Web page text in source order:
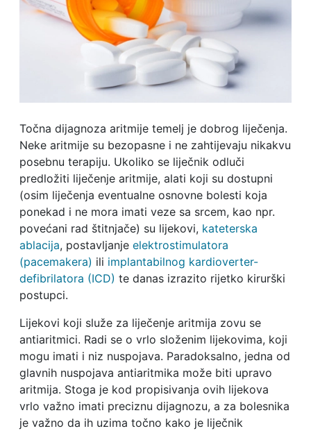
Točna dijagnoza aritmije temelj je dobrog liječenja.
Neke aritmije su bezopasne i ne zahtijevaju nikakvu
posebnu terapiju. Ukoliko se liječnik odluči
predložiti liječenje aritmije, alati koji su dostupni
(osim liječenja eventualne osnovne bolesti koja
ponekad i ne mora imati veze sa srcem, kao npr.
povećani rad štitnjače) su lijekovi, kateterska
ablacija, postavljanje elektrostimulatora
(pacemakera) ili implantabilnog kardioverter-
defibrilatora (ICD) te danas izrazito rijetko kirurški
postupci.
Lijekovi koji služe za liječenje aritmija zovu se
antiaritmici. Radi se o vrlo složenim lijekovima, koji
mogu imati i niz nuspojava. Paradoksalno, jedna od
glavnih nuspojava antiaritmika može biti upravo
aritmija. Stoga je kod propisivanja ovih lijekova
vrlo važno imati preciznu dijagnozu, a za bolesnika
je važno da ih uzima točno kako je liječnik